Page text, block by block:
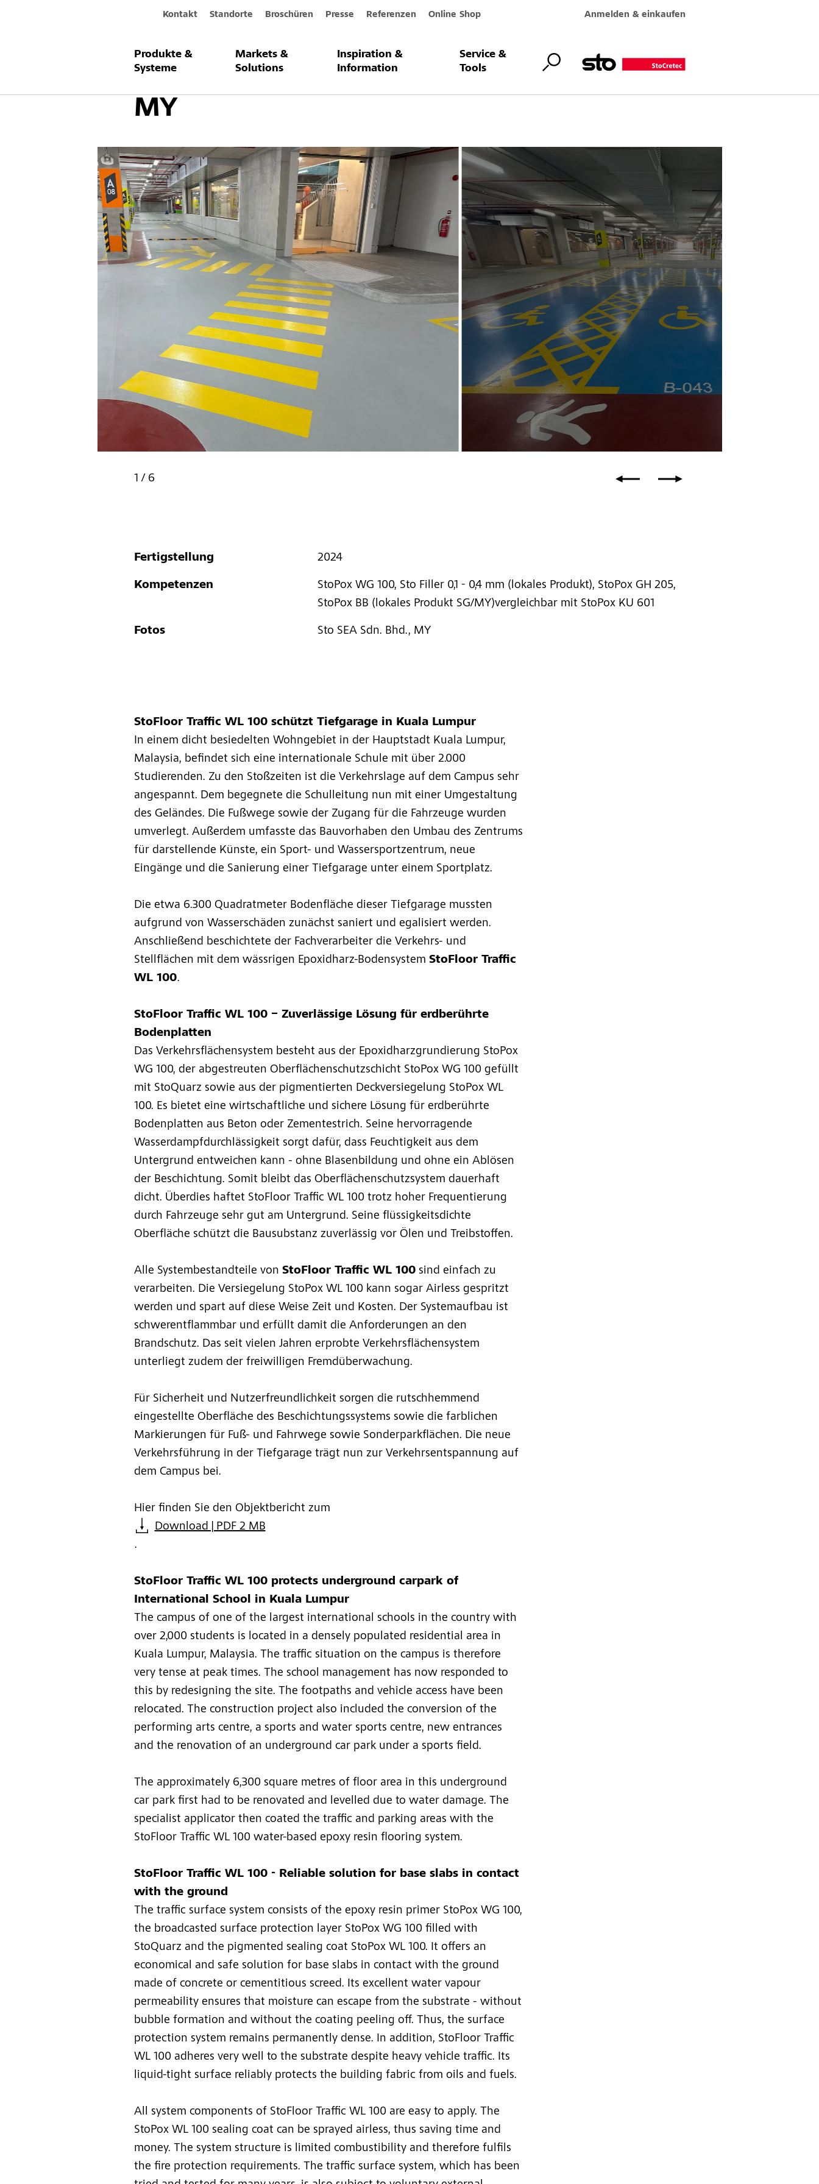
Kontakt Standorte Broschüren Presse Referenzen Online Shop Anmelden & einkaufen
Produkte &
Systeme
Markets &
Solutions
Inspiration &
Information
Service &
Tools
Tiefgarage Garden School, Kuala Lumpur,
MY
1 / 6
Fertigstellung 2024
Kompetenzen
StoPox WG 100, Sto Filler 0,1 - 0,4 mm (lokales Produkt), StoPox GH 205,
StoPox BB (lokales Produkt SG/MY)vergleichbar mit StoPox KU 601
Fotos Sto SEA Sdn. Bhd., MY
StoFloor Traffic WL 100 schützt Tiefgarage in Kuala Lumpur
In einem dicht besiedelten Wohngebiet in der Hauptstadt Kuala Lumpur,
Malaysia, befindet sich eine internationale Schule mit über 2.000
Studierenden. Zu den Stoßzeiten ist die Verkehrslage auf dem Campus sehr
angespannt. Dem begegnete die Schulleitung nun mit einer Umgestaltung
des Geländes. Die Fußwege sowie der Zugang für die Fahrzeuge wurden
umverlegt. Außerdem umfasste das Bauvorhaben den Umbau des Zentrums
für darstellende Künste, ein Sport- und Wassersportzentrum, neue
Eingänge und die Sanierung einer Tiefgarage unter einem Sportplatz.
Die etwa 6.300 Quadratmeter Bodenfläche dieser Tiefgarage mussten
aufgrund von Wasserschäden zunächst saniert und egalisiert werden.
Anschließend beschichtete der Fachverarbeiter die Verkehrs- und
Stellflächen mit dem wässrigen Epoxidharz-Bodensystem StoFloor Traffic
WL 100.
StoFloor Traffic WL 100 – Zuverlässige Lösung für erdberührte
Bodenplatten
Das Verkehrsflächensystem besteht aus der Epoxidharzgrundierung StoPox
WG 100, der abgestreuten Oberflächenschutzschicht StoPox WG 100 gefüllt
mit StoQuarz sowie aus der pigmentierten Deckversiegelung StoPox WL
100. Es bietet eine wirtschaftliche und sichere Lösung für erdberührte
Bodenplatten aus Beton oder Zementestrich. Seine hervorragende
Wasserdampfdurchlässigkeit sorgt dafür, dass Feuchtigkeit aus dem
Untergrund entweichen kann - ohne Blasenbildung und ohne ein Ablösen
der Beschichtung. Somit bleibt das Oberflächenschutzsystem dauerhaft
dicht. Überdies haftet StoFloor Traffic WL 100 trotz hoher Frequentierung
durch Fahrzeuge sehr gut am Untergrund. Seine flüssigkeitsdichte
Oberfläche schützt die Bausubstanz zuverlässig vor Ölen und Treibstoffen.
Alle Systembestandteile von StoFloor Traffic WL 100sind einfach zu
verarbeiten. Die Versiegelung StoPox WL 100 kann sogar Airless gespritzt
werden und spart auf diese Weise Zeit und Kosten. Der Systemaufbau ist
schwerentflammbar und erfüllt damit die Anforderungen an den
Brandschutz. Das seit vielen Jahren erprobte Verkehrsflächensystem
unterliegt zudem der freiwilligen Fremdüberwachung.
Für Sicherheit und Nutzerfreundlichkeit sorgen die rutschhemmend
eingestellte Oberfläche des Beschichtungssystems sowie die farblichen
Markierungen für Fuß- und Fahrwege sowie Sonderparkflächen. Die neue
Verkehrsführung in der Tiefgarage trägt nun zur Verkehrsentspannung auf
dem Campus bei.
Hier finden Sie den Objektbericht zum
Download | PDF 2 MB
.
StoFloor Traffic WL 100 protects underground carpark of
International School in Kuala Lumpur
The campus of one of the largest international schools in the country with
over 2,000 students is located in a densely populated residential area in
Kuala Lumpur, Malaysia. The traffic situation on the campus is therefore
very tense at peak times. The school management has now responded to
this by redesigning the site. The footpaths and vehicle access have been
relocated. The construction project also included the conversion of the
performing arts centre, a sports and water sports centre, new entrances
and the renovation of an underground car park under a sports field.
The approximately 6,300 square metres of floor area in this underground
car park first had to be renovated and levelled due to water damage. The
specialist applicator then coated the traffic and parking areas with the
StoFloor Traffic WL 100 water-based epoxy resin flooring system.
StoFloor Traffic WL 100 - Reliable solution for base slabs in contact
with the ground
The traffic surface system consists of the epoxy resin primer StoPox WG 100,
the broadcasted surface protection layer StoPox WG 100 filled with
StoQuarz and the pigmented sealing coat StoPox WL 100. It offers an
economical and safe solution for base slabs in contact with the ground
made of concrete or cementitious screed. Its excellent water vapour
permeability ensures that moisture can escape from the substrate - without
bubble formation and without the coating peeling off. Thus, the surface
protection system remains permanently dense. In addition, StoFloor Traffic
WL 100 adheres very well to the substrate despite heavy vehicle traffic. Its
liquid-tight surface reliably protects the building fabric from oils and fuels.
All system components of StoFloor Traffic WL 100 are easy to apply. The
StoPox WL 100 sealing coat can be sprayed airless, thus saving time and
money. The system structure is limited combustibility and therefore fulfils
the fire protection requirements. The traffic surface system, which has been